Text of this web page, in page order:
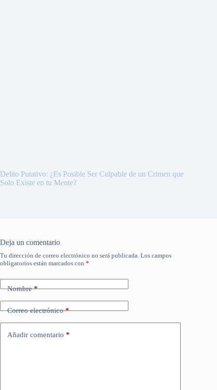
Delito Putativo: ¿Es Posible Ser Culpable de un Crimen que
Solo Existe en tu Mente?
Deja un comentario
Tu dirección de correo electrónico no será publicada. Los campos
obligatorios están marcados con *
Nombre*
Correo electrónico*
Añadir comentario *